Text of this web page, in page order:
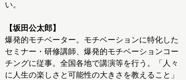
い。
【坂田公太郎】
爆発的モチベーター。モチベーションに特化した
セミナー・研修講師、爆発的モチベーションコー
チングに従事。全国各地で講演等を行う。「人々
に人生の楽しさと可能性の大きさを教えること」